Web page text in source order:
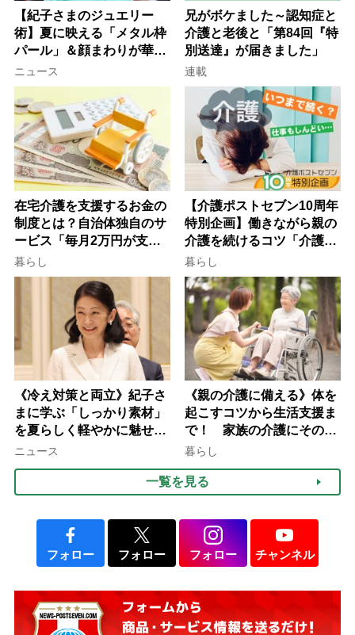
【紀子さまのジュエリー
術】夏に映える「メタル枠
パール」＆顔まわりが華や
ぐ「揺れる一粒」の使い分
け方
ニュース
兄がボケました～認知症と
介護と老後と「第84回『特
別送達』が届きました」
連載
在宅介護を支援するお金の
制度とは？自治体独自のサ
ービス「毎月2万円が支給
される」ケースも【FP解
説】
暮らし
【介護ポストセブン10周年
特別企画】働きながら親の
介護を続けるコツ「介護は
10年以上続くことも…3つ
のフェーズに分けて考えて
みよう」【社会福祉士解
説】
暮らし
《冷え対策と両立》紀子さ
まに学ぶ「しっかり素材」
を夏らしく軽やかに魅せる
3つの着こなし法則
ニュース
《親の介護に備える》体を
起こすコツから生活支援ま
で！ 家族の介護にそのま
ま活かせる2つの資格
暮らし
一覧を見る
フォロー フォロー フォロー チャンネル